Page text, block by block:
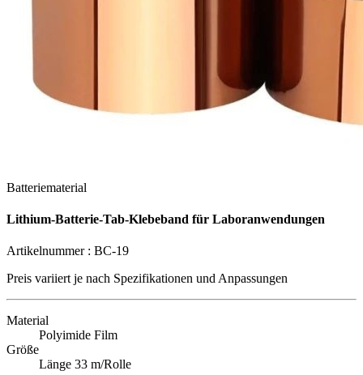
Batteriematerial
Lithium-Batterie-Tab-Klebeband für Laboranwendungen
Artikelnummer : BC-19
Preis variiert je nach Spezifikationen und Anpassungen
Material
Polyimide Film
Größe
Länge 33 m/Rolle